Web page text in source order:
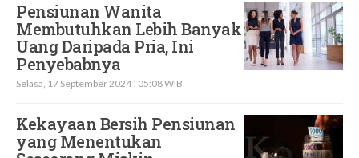
Pensiunan Wanita
Membutuhkan Lebih Banyak
Uang Daripada Pria, Ini
Penyebabnya
Selasa, 17 September 2024 | 05:08 WIB
Kekayaan Bersih Pensiunan
yang Menentukan